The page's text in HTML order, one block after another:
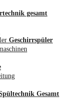
gesamt
Geschirrspüler
Gesamt